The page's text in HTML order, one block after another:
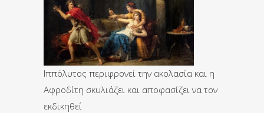
Ιππόλυτος περιφρονεί την ακολασία και η
Αφροδίτη σκυλιάζει και αποφασίζει να τον
εκδικηθεί